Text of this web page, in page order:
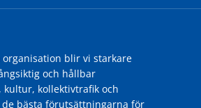
blir vi starkare
och hållbar
kultur, kollektivtrafik och
de bästa förutsättningarna för